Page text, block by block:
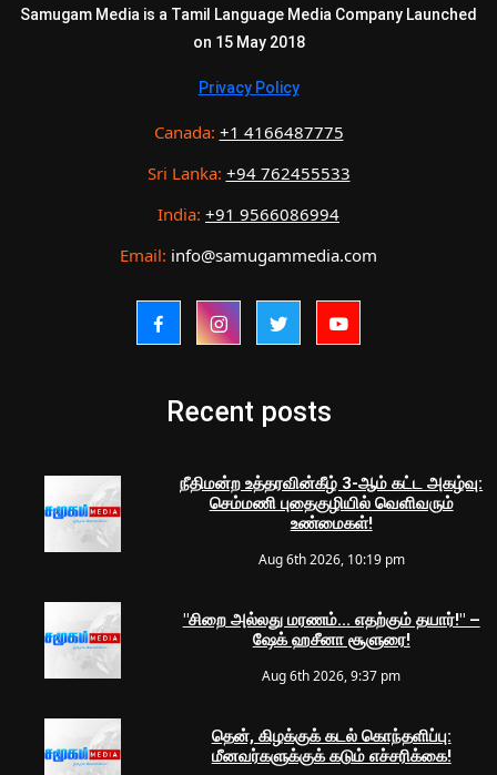
Samugam Media is a Tamil Language Media Company Launched
on 15 May 2018
Privacy Policy
Canada: +1 4166487775
Sri Lanka: +94 762455533
India: +91 9566086994
Email: info@samugammedia.com
Recent posts
நீதிமன்ற உத்தரவின்கீழ் 3-ஆம் கட்ட அகழ்வு:
செம்மணி புதைகுழியில் வெளிவரும்
உண்மைகள்!
Aug 6th 2026, 10:19 pm
"சிறை அல்லது மரணம்... எதற்கும் தயார்!" –
ஷேக் ஹசீனா சூளுரை!
Aug 6th 2026, 9:37 pm
தென், கிழக்குக் கடல் கொந்தளிப்பு:
மீனவர்களுக்குக் கடும் எச்சரிக்கை!